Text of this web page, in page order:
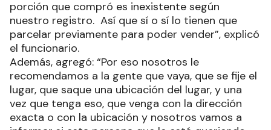
porción que compró es inexistente según
nuestro registro. Así que sí o sí lo tienen que
parcelar previamente para poder vender”, explicó
el funcionario.
Además, agregó: “Por eso nosotros le
recomendamos a la gente que vaya, que se fije el
lugar, que saque una ubicación del lugar, y una
vez que tenga eso, que venga con la dirección
exacta o con la ubicación y nosotros vamos a